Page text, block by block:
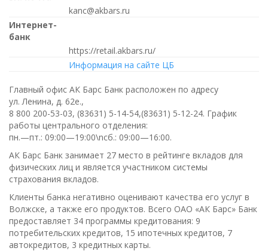
kanc@akbars.ru
Интернет-
банк
https://retail.akbars.ru/
Информация на сайте ЦБ
Главный офис АК Барс Банк расположен по адресу
ул. Ленина, д. 62е.,
8 800 200-53-03, (83631) 5-14-54,(83631) 5-12-24. График
работы центрального отделения:
пн.—пт.: 09:00—19:00\nсб.: 09:00—16:00.
АК Барс Банк занимает 27 место в рейтинге вкладов для
физических лиц и является участником системы
страхования вкладов.
Клиенты банка негативно оценивают качества его услуг в
Волжске, а также его продуктов. Всего ОАО «АК Барс» Банк
предоставляет 34 программы кредитования: 9
потребительских кредитов, 15 ипотечных кредитов, 7
автокредитов, 3 кредитных карты.